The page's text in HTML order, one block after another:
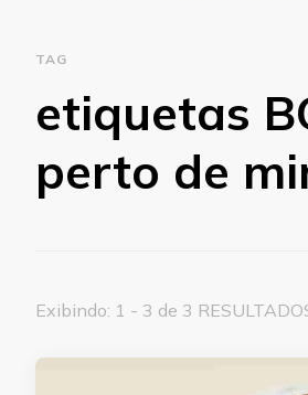
TAG
etiquetas
perto de
Exibindo: 1 - 3 de 3